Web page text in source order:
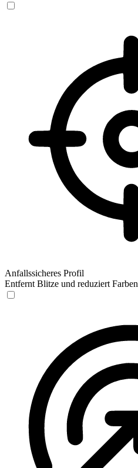
Anfallssicheres Profil
Entfernt Blitze und reduziert Farben